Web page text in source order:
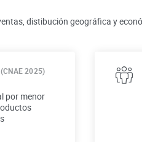
distibución geográfica y
2025)
por menor